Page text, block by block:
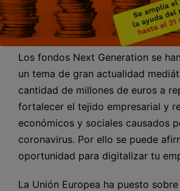
Los fondos Next Generation se
un tema de gran actualidad
cantidad de millones de euros a
fortalecer el tejido empresarial y
económicos y sociales causados
coronavirus. Por ello se puede
oportunidad para digitalizar tu
La Unión Europea ha puesto